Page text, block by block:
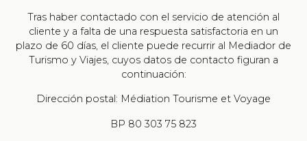
Tras haber contactado con el servicio de atención al
cliente y a falta de una respuesta satisfactoria en un
plazo de 60 días, el cliente puede recurrir al Mediador de
Turismo y Viajes, cuyos datos de contacto figuran a
continuación:
Dirección postal: Médiation Tourisme et Voyage
BP 80 303 75 823